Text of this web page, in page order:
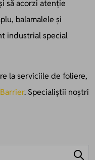
să acorzi atenție
balamalele și
industrial special
la serviciile de foliere,
. Specialiștii noștri